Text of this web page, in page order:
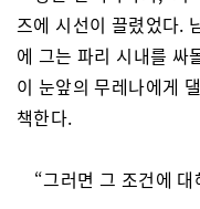
즈에 시선이 끌렸었다.
에 그는 파리 시내를 싸
이 눈앞의 무레나에게
책한다.
“그러면 그 조건에